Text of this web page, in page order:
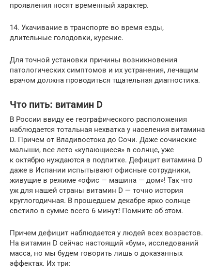
проявления носят временный характер.
14. Укачивание в транспорте во время езды,
длительные голодовки, курение.
Для точной установки причины возникновения
патологических симптомов и их устранения, лечащим
врачом должна проводиться тщательная диагностика.
Что пить: витамин D
В России ввиду ее географического расположения
наблюдается тотальная нехватка у населения витамина
D. Причем от Владивостока до Сочи. Даже сочинские
малыши, все лето «купающиеся» в солнце, уже
к октябрю нуждаются в подпитке. Дефицит витамина D
даже в Испании испытывают офисные сотрудники,
живущие в режиме «офис — машина — дом»! Так что
уж для нашей страны витамин D — точно история
круглогодичная. В прошедшем декабре ярко солнце
светило в сумме всего 6 минут! Помните об этом.
Причем дефицит наблюдается у людей всех возрастов.
На витамин D сейчас настоящий «бум», исследований
масса, но мы будем говорить лишь о доказанных
эффектах. Их три: